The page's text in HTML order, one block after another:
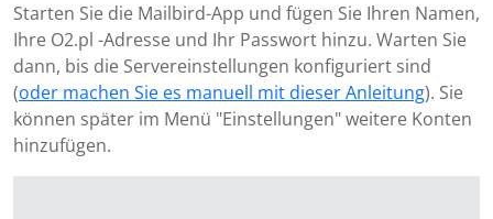
Starten Sie die Mailbird-App und fügen Sie Ihren Namen,
Ihre O2.pl -Adresse und Ihr Passwort hinzu. Warten Sie
dann, bis die Servereinstellungen konfiguriert sind
(oder machen Sie es manuell mit dieser Anleitung). Sie
können später im Menü "Einstellungen" weitere Konten
hinzufügen.